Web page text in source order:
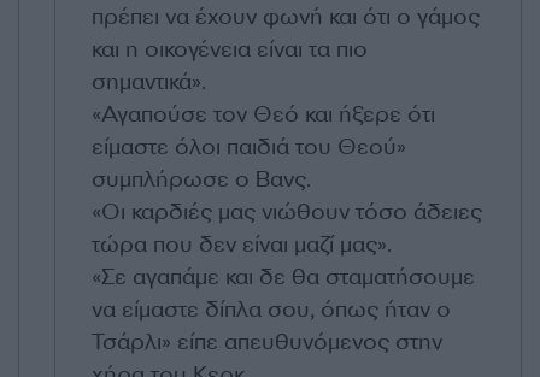
πρέπει να έχουν φωνή και ότι ο γάμος
και η οικογένεια είναι τα πιο
σημαντικά».
«Αγαπούσε τον Θεό και ήξερε ότι
είμαστε όλοι παιδιά του Θεού»
συμπλήρωσε ο Βανς.
«Οι καρδιές μας νιώθουν τόσο άδειες
τώρα που δεν είναι μαζί μας».
«Σε αγαπάμε και δε θα σταματήσουμε
να είμαστε δίπλα σου, όπως ήταν ο
Τσάρλι» είπε απευθυνόμενος στην